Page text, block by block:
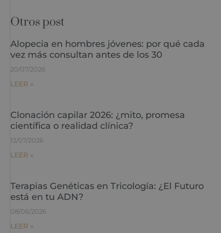
Otros post
Alopecia en hombres jóvenes: por qué cada
vez más consultan antes de los 30
20/07/2026
LEER »
Clonación capilar 2026: ¿mito, promesa
científica o realidad clínica?
12/07/2026
LEER »
Terapias Genéticas en Tricología: ¿El Futuro
está en tu ADN?
08/06/2026
LEER »